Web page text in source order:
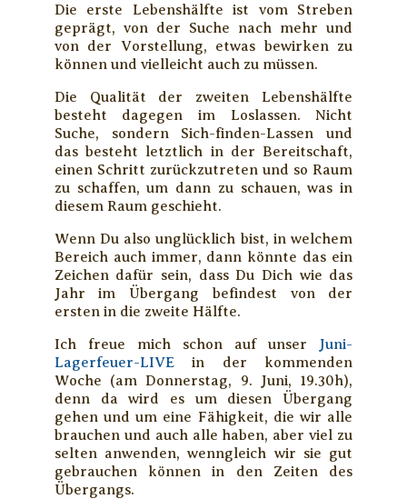
Die erste Lebenshälfte ist vom Streben
geprägt, von der Suche nach mehr und
von der Vorstellung, etwas bewirken zu
können und vielleicht auch zu müssen.
Die Qualität der zweiten Lebenshälfte
besteht dagegen im Loslassen. Nicht
Suche, sondern Sich-finden-Lassen und
das besteht letztlich in der Bereitschaft,
einen Schritt zurückzutreten und so Raum
zu schaffen, um dann zu schauen, was in
diesem Raum geschieht.
Wenn Du also unglücklich bist, in welchem
Bereich auch immer, dann könnte das ein
Zeichen dafür sein, dass Du Dich wie das
Jahr im Übergang befindest von der
ersten in die zweite Hälfte.
Ich freue mich schon auf unser
Juni-
Lagerfeuer-LIVEin der kommenden
Woche (am Donnerstag, 9. Juni, 19.30h),
denn da wird es um diesen Übergang
gehen und um eine Fähigkeit, die wir alle
brauchen und auch alle haben, aber viel zu
selten anwenden, wenngleich wir sie gut
gebrauchen können in den Zeiten des
Übergangs.